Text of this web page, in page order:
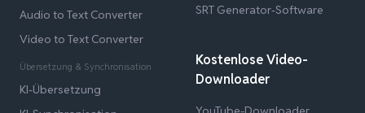
Audio to Text Converter
Video to Text Converter
Übersetzung & Synchronisation
KI-Übersetzung
SRT Generator-Software
Kostenlose Video-
Downloader